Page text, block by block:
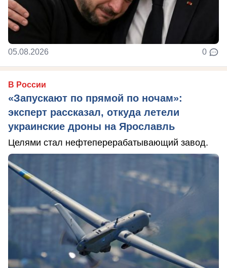
05.08.2026 0
В России
«Запускают по прямой по ночам»:
эксперт рассказал, откуда летели
украинские дроны на Ярославль
Целями стал нефтеперерабатывающий завод.